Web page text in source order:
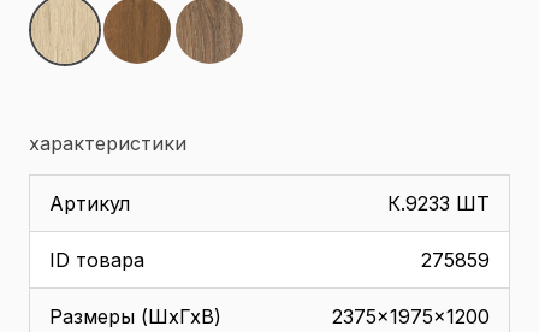
характеристики
Артикул К.9233 ШТ
ID товара 275859
Размеры (ШхГхВ) 2375x1975x1200